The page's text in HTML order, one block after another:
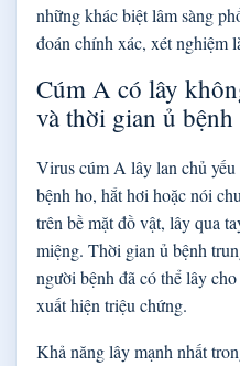
những khác biệt lâm sàng
đoán chính xác, xét nghiệm
Cúm A có lây
và thời gian ủ bệnh
Virus cúm A lây lan chủ
bệnh ho, hắt hơi hoặc nói
trên bề mặt đồ vật, lây qua
miệng. Thời gian ủ bệnh
người bệnh đã có thể lây
xuất hiện triệu chứng.
Khả năng lây mạnh nhất